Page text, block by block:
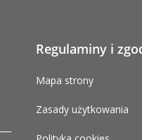
Regulaminy i
Mapa strony
Zasady użytkowania